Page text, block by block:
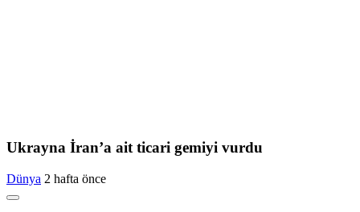
Ukrayna İran’a ait ticari gemiyi vurdu
Dünya 2 hafta önce